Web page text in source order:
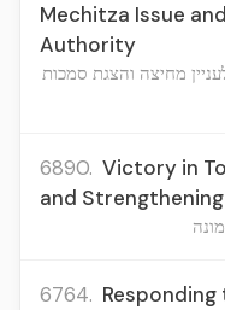
Mechitza Issue
Authority
מחיצה והצגת סמכות
6890. Victory in
and
6764.